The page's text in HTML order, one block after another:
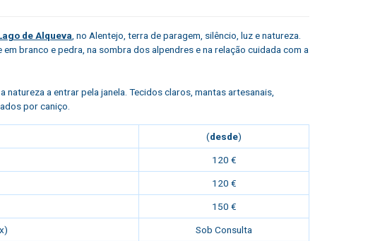
de Alqueva, no Alentejo, terra de paragem, silêncio, luz e natureza.
branco e pedra, na sombra dos alpendres e na relação cuidada com a
a entrar pela janela. Tecidos claros, mantas artesanais,
por caniço.
(desde)
120 €
120 €
150 €
Sob Consulta